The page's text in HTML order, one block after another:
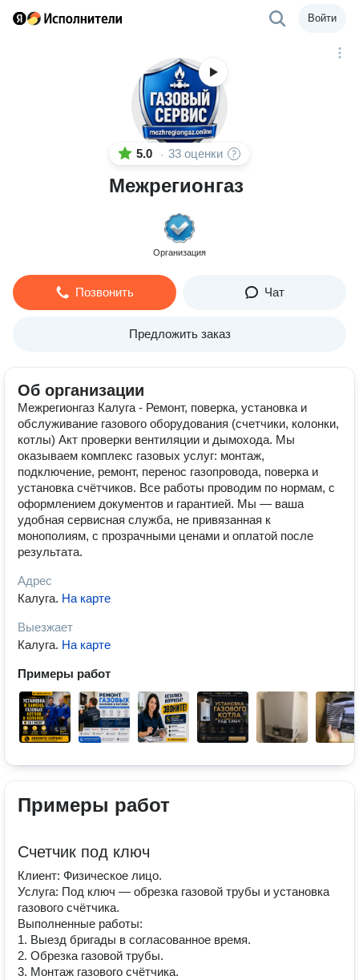
Войти
5.0 · 33 оценки
Межрегионгаз
Организация
Позвонить Чат
Предложить заказ
Об организации
Межрегионгаз Калуга - Ремонт, поверка, установка и
обслуживание газового оборудования (счетчики, колонки,
котлы) Акт проверки вентиляции и дымохода. Мы
оказываем комплекс газовых услуг: монтаж,
подключение, ремонт, перенос газопровода, поверка и
установка счётчиков. Все работы проводим по нормам, с
оформлением документов и гарантией. Мы — ваша
удобная сервисная служба, не привязанная к
монополиям, с прозрачными ценами и оплатой после
результата.
Адрес
Калуга. На карте
Выезжает
Калуга. На карте
Примеры работ
Примеры работ
Счетчик под ключ
Клиент: Физическое лицо.
Услуга: Под ключ — обрезка газовой трубы и установка
газового счётчика.
Выполненные работы:
1. Выезд бригады в согласованное время.
2. Обрезка газовой трубы.
3. Монтаж газового счётчика.